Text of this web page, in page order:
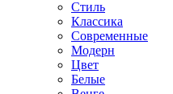
Стиль
Классика
Современные
Модерн
Цвет
Белые